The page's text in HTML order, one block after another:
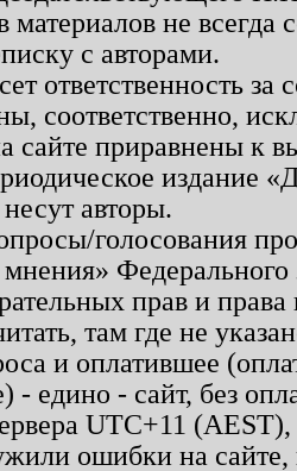
материалов не
с авторами.
ответственность
соответственно,
сайте приравнены к
издание
авторы.
голосования
мнения»
прав и
там где не
и оплатившее
- едино - сайт, без
UTC+11
ошибки на